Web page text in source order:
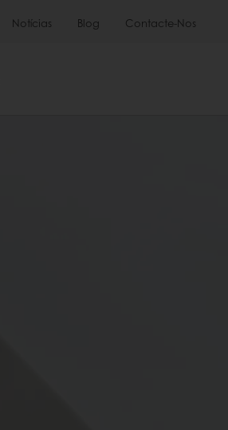
Notícias Blog Contacte-Nos